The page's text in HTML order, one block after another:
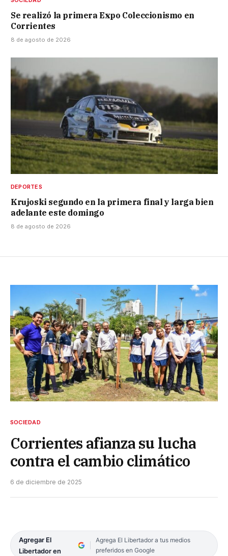
Se realizó la primera Expo Coleccionismo en
Corrientes
8 de agosto de 2026
DEPORTES
Krujoski segundo en la primera final y larga bien
adelante este domingo
8 de agosto de 2026
SOCIEDAD
Corrientes afianza su lucha
contra el cambio climático
6 de diciembre de 2025
Agregar El
Libertador en
Agrega El Libertador a tus medios
preferidos en Google